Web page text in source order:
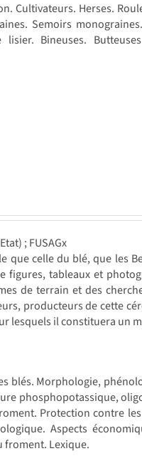
Cultivateurs. Herses.
Semoirs
Bineuses.
; FUSAGx
celle du blé, que les
tableaux et
de terrain et des
producteurs de cette
lesquels il constituera un
blés. Morphologie,
phosphopotassique,
Protection contre
Aspects
froment. Lexique.